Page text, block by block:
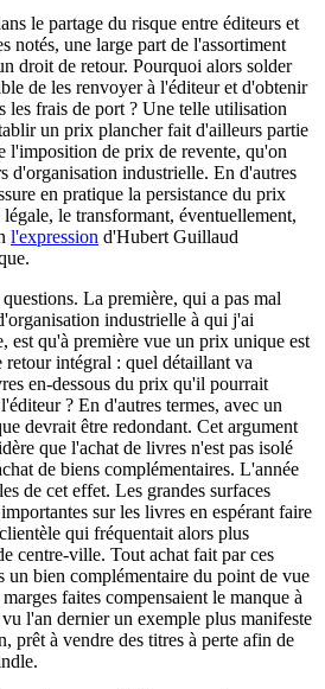
le partage du risque entre éditeurs et
notés, une large part de l'assortiment
droit de retour. Pourquoi alors solder
de les renvoyer à l'éditeur et d'obtenir
les frais de port ? Une telle utilisation
un prix plancher fait d'ailleurs partie
l'imposition de prix de revente, qu'on
d'organisation industrielle. En d'autres
en pratique la persistance du prix
le transformant, éventuellement,
l'expression d'Hubert Guillaud
La première, qui a pas mal
industrielle à qui j'ai
est qu'à première vue un prix unique est
intégral : quel détaillant va
en-dessous du prix qu'il pourrait
? En d'autres termes, avec un
devrait être redondant. Cet argument
que l'achat de livres n'est pas isolé
de biens complémentaires. L'année
de cet effet. Les grandes surfaces
sur les livres en espérant faire
qui fréquentait alors plus
centre-ville. Tout achat fait par ces
un bien complémentaire du point de vue
faites compensaient le manque à
l'an dernier un exemple plus manifeste
prêt à vendre des titres à perte afin de